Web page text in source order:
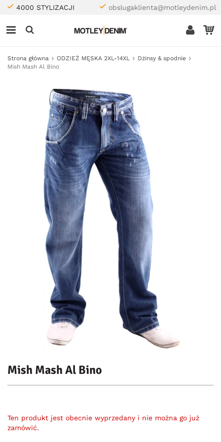
4000 STYLIZACJI obslugaklienta@motleydenim.pl
Strona główna ODZIEŻ MĘSKA 2XL-14XL
Dżinsy & spodnie
Mish Mash Al Bino
Mish Mash Al Bino
Ten produkt jest obecnie wyprzedany i nie można go już
zamówić.